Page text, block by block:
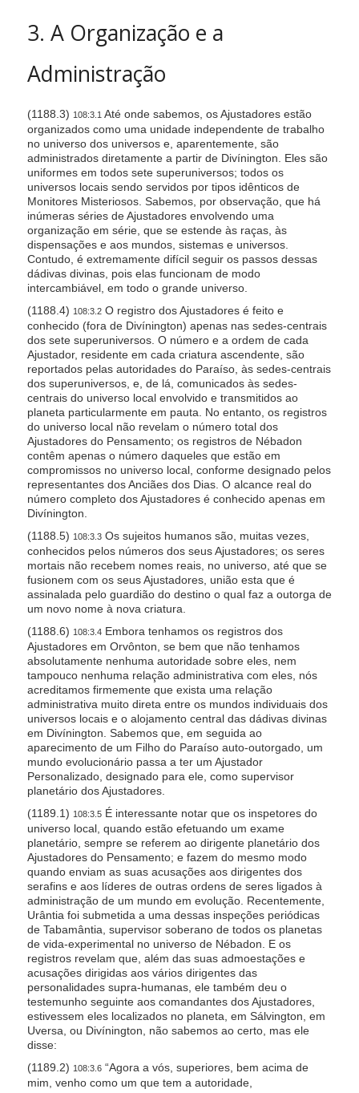
3. A Organização e a
Administração
(1188.3) 108:3.1 Até onde sabemos, os Ajustadores estão
organizados como uma unidade independente de trabalho
no universo dos universos e, aparentemente, são
administrados diretamente a partir de Divínington. Eles são
uniformes em todos sete superuniversos; todos os
universos locais sendo servidos por tipos idênticos de
Monitores Misteriosos. Sabemos, por observação, que há
inúmeras séries de Ajustadores envolvendo uma
organização em série, que se estende às raças, às
dispensações e aos mundos, sistemas e universos.
Contudo, é extremamente difícil seguir os passos dessas
dádivas divinas, pois elas funcionam de modo
intercambiável, em todo o grande universo.
(1188.4) 108:3.2O registro dos Ajustadores é feito e
conhecido (fora de Divínington) apenas nas sedes-centrais
dos sete superuniversos. O número e a ordem de cada
Ajustador, residente em cada criatura ascendente, são
reportados pelas autoridades do Paraíso, às sedes-centrais
dos superuniversos, e, de lá, comunicados às sedes-
centrais do universo local envolvido e transmitidos ao
planeta particularmente em pauta. No entanto, os registros
do universo local não revelam o número total dos
Ajustadores do Pensamento; os registros de Nébadon
contêm apenas o número daqueles que estão em
compromissos no universo local, conforme designado pelos
representantes dos Anciães dos Dias. O alcance real do
número completo dos Ajustadores é conhecido apenas em
Divínington.
(1188.5) 108:3.3Os sujeitos humanos são, muitas vezes,
conhecidos pelos números dos seus Ajustadores; os seres
mortais não recebem nomes reais, no universo, até que se
fusionem com os seus Ajustadores, união esta que é
assinalada pelo guardião do destino o qual faz a outorga de
um novo nome à nova criatura.
(1188.6) 108:3.4Embora tenhamos os registros dos
Ajustadores em Orvônton, se bem que não tenhamos
absolutamente nenhuma autoridade sobre eles, nem
tampouco nenhuma relação administrativa com eles, nós
acreditamos firmemente que exista uma relação
administrativa muito direta entre os mundos individuais dos
universos locais e o alojamento central das dádivas divinas
em Divínington. Sabemos que, em seguida ao
aparecimento de um Filho do Paraíso auto-outorgado, um
mundo evolucionário passa a ter um Ajustador
Personalizado, designado para ele, como supervisor
planetário dos Ajustadores.
(1189.1) 108:3.5É interessante notar que os inspetores do
universo local, quando estão efetuando um exame
planetário, sempre se referem ao dirigente planetário dos
Ajustadores do Pensamento; e fazem do mesmo modo
quando enviam as suas acusações aos dirigentes dos
serafins e aos líderes de outras ordens de seres ligados à
administração de um mundo em evolução. Recentemente,
Urântia foi submetida a uma dessas inspeções periódicas
de Tabamântia, supervisor soberano de todos os planetas
de vida-experimental no universo de Nébadon. E os
registros revelam que, além das suas admoestações e
acusações dirigidas aos vários dirigentes das
personalidades supra-humanas, ele também deu o
testemunho seguinte aos comandantes dos Ajustadores,
estivessem eles localizados no planeta, em Sálvington, em
Uversa, ou Divínington, não sabemos ao certo, mas ele
disse:
(1189.2) 108:3.6“Agora a vós, superiores, bem acima de
mim, venho como um que tem a autoridade,